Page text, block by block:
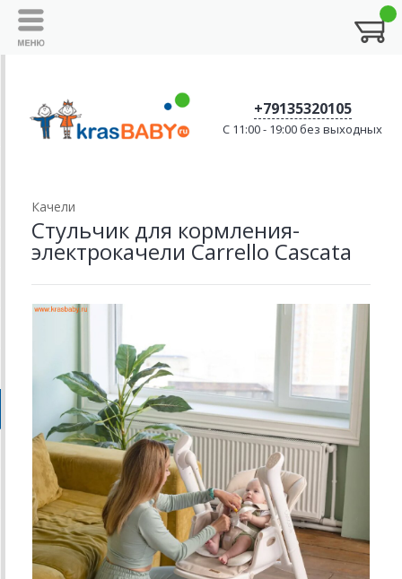
+79135320105
C 11:00 - 19:00 без выходных
Качели
Стульчик для кормления-
электрокачели Carrello Cascata